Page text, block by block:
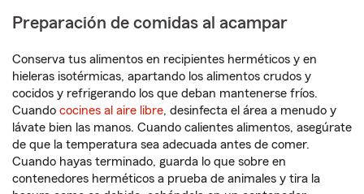
Preparación de comidas al acampar
Conserva tus alimentos en recipientes herméticos y en
hieleras isotérmicas, apartando los alimentos crudos y
cocidos y refrigerando los que deban mantenerse fríos.
Cuando cocines al aire libre, desinfecta el área a menudo y
lávate bien las manos. Cuando calientes alimentos, asegúrate
de que la temperatura sea adecuada antes de comer.
Cuando hayas terminado, guarda lo que sobre en
contenedores herméticos a prueba de animales y tira la